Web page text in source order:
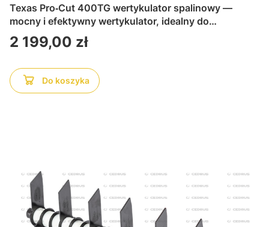
Texas Pro‑Cut 400TG wertykulator spalinowy —
mocny i efektywny wertykulator, idealny do
napowietrzania i pielęgnacji trawnika, trwały i łatwy w
obsłudze
Cena
2 199,00 zł
Do koszyka